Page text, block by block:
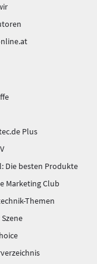
Plus
Die besten Produkte
Marketing Club
Themen